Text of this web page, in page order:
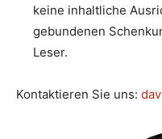
keine inhaltliche
gebundenen
Leser.
Kontaktieren Sie uns: